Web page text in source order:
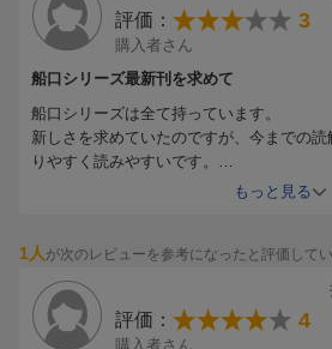
評価： 3
購入者さん
船口シリーズ最新刊を求めて
船口シリーズは全て持っています。
新しさを求めていたのですが、今までの
りやすく読みやすいです。
小説に関する読解がないのが残念。
もっと見る
1人 が次のレビューを参考になったと評価して
評価： 4
購入者さん